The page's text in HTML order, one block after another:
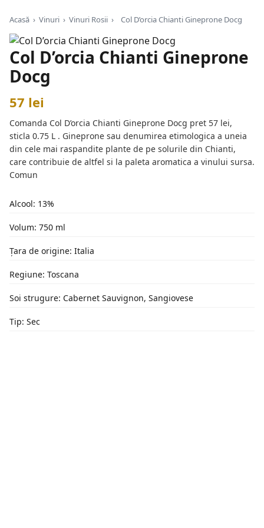
Acasă › Vinuri › Vinuri Rosii › Col D’orcia Chianti Gineprone Docg
Col D’orcia Chianti Gineprone
Docg
57 lei
Comanda Col D’orcia Chianti Gineprone Docg pret 57 lei,
sticla 0.75 L . Gineprone sau denumirea etimologica a uneia
din cele mai raspandite plante de pe solurile din Chianti,
care contribuie de altfel si la paleta aromatica a vinului sursa.
Comun
Alcool: 13%
Volum: 750 ml
Țara de origine: Italia
Regiune: Toscana
Soi strugure: Cabernet Sauvignon, Sangiovese
Tip: Sec